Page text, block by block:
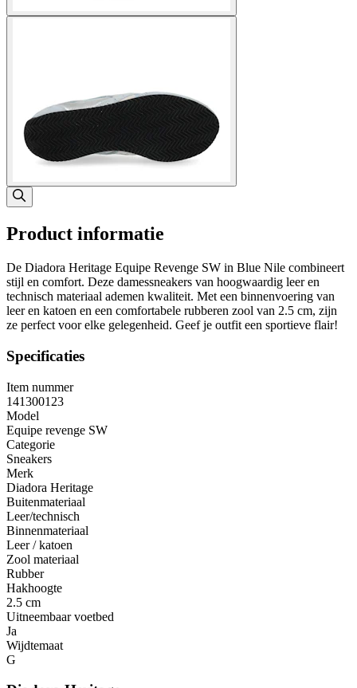
Product informatie
De Diadora Heritage Equipe Revenge SW in Blue Nile combineert
stijl en comfort. Deze damessneakers van hoogwaardig leer en
technisch materiaal ademen kwaliteit. Met een binnenvoering van
leer en katoen en een comfortabele rubberen zool van 2.5 cm, zijn
ze perfect voor elke gelegenheid. Geef je outfit een sportieve flair!
Specificaties
Item nummer
141300123
Model
Equipe revenge SW
Categorie
Sneakers
Merk
Diadora Heritage
Buitenmateriaal
Leer/technisch
Binnenmateriaal
Leer / katoen
Zool materiaal
Rubber
Hakhoogte
2.5 cm
Uitneembaar voetbed
Ja
Wijdtemaat
G